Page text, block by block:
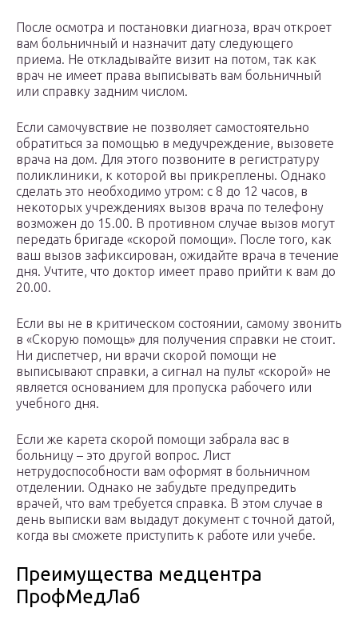
После осмотра и постановки диагноза, врач откроет
вам больничный и назначит дату следующего
приема. Не откладывайте визит на потом, так как
врач не имеет права выписывать вам больничный
или справку задним числом.
Если самочувствие не позволяет самостоятельно
обратиться за помощью в медучреждение, вызовете
врача на дом. Для этого позвоните в регистратуру
поликлиники, к которой вы прикреплены. Однако
сделать это необходимо утром: с 8 до 12 часов, в
некоторых учреждениях вызов врача по телефону
возможен до 15.00. В противном случае вызов могут
передать бригаде «скорой помощи». После того, как
ваш вызов зафиксирован, ожидайте врача в течение
дня. Учтите, что доктор имеет право прийти к вам до
20.00.
Если вы не в критическом состоянии, самому звонить
в «Скорую помощь» для получения справки не стоит.
Ни диспетчер, ни врачи скорой помощи не
выписывают справки, а сигнал на пульт «скорой» не
является основанием для пропуска рабочего или
учебного дня.
Если же карета скорой помощи забрала вас в
больницу – это другой вопрос. Лист
нетрудоспособности вам оформят в больничном
отделении. Однако не забудьте предупредить
врачей, что вам требуется справка. В этом случае в
день выписки вам выдадут документ с точной датой,
когда вы сможете приступить к работе или учебе.
Преимущества медцентра
ПрофМедЛаб